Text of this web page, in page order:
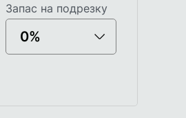
Запас на подрезку